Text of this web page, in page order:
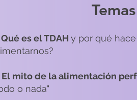
Temas
Qué es el TDAH y por qué
El mito de la alimentación
o nada"